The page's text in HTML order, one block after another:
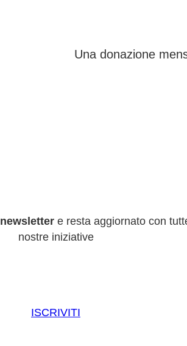
Una donazione
newslettere resta aggiornato con
nostre iniziative
ISCRIVITI